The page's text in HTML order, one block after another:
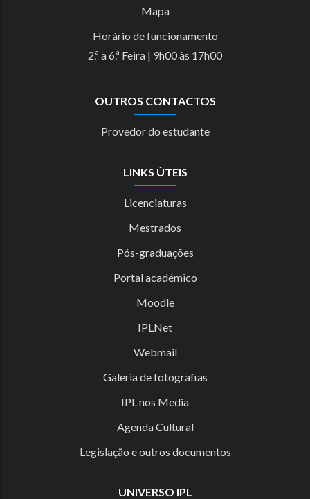
Mapa
Horário de funcionamento
2.ª a 6.ª Feira | 9h00 às 17h00
OUTROS CONTACTOS
Provedor do estudante
LINKS ÚTEIS
Licenciaturas
Mestrados
Pós-graduações
Portal académico
Moodle
IPLNet
Webmail
Galeria de fotografias
IPL nos Media
Agenda Cultural
Legislação e outros documentos
UNIVERSO IPL